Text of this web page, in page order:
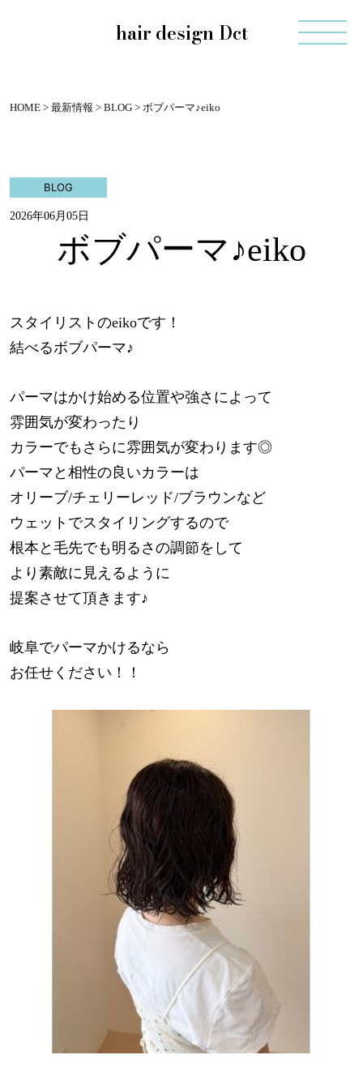
hair design Dct
HOME > 最新情報 > BLOG > ボブパーマ♪eiko
BLOG
2026年06月05日
ボブパーマ♪eiko
スタイリストのeikoです！
結べるボブパーマ♪
パーマはかけ始める位置や強さによって
雰囲気が変わったり
カラーでもさらに雰囲気が変わります◎
パーマと相性の良いカラーは
オリーブ/チェリーレッド/ブラウンなど
ウェットでスタイリングするので
根本と毛先でも明るさの調節をして
より素敵に見えるように
提案させて頂きます♪
岐阜でパーマかけるなら
お任せください！！